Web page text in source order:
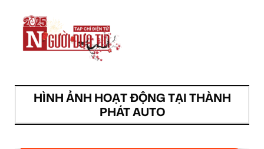
HÌNH ẢNH HOẠT ĐỘNG TẠI THÀNH
PHÁT AUTO